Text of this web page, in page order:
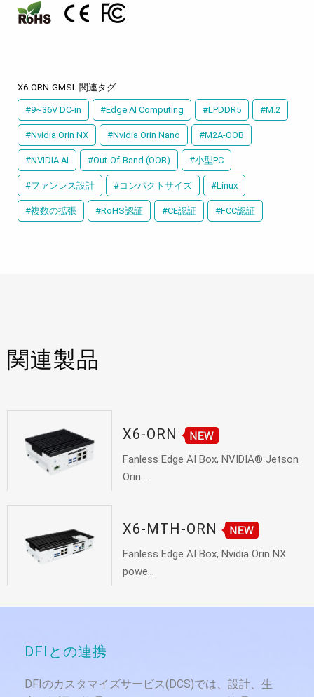
X6-ORN-GMSL 関連タグ
#9~36V DC-in #Edge AI Computing #LPDDR5 #M.2
#Nvidia Orin NX #Nvidia Orin Nano #M2A-OOB
#NVIDIA AI #Out-Of-Band (OOB) #小型PC
#ファンレス設計 #コンパクトサイズ #Linux
#複数の拡張 #RoHS認証 #CE認証 #FCC認証
関連製品
X6-ORN
Fanless Edge AI Box, NVIDIA® Jetson
Orin...
X6-MTH-ORN
Fanless Edge AI Box, Nvidia Orin NX
powe...
DFIとの連携
DFIのカスタマイズサービス(DCS)では、設計、生